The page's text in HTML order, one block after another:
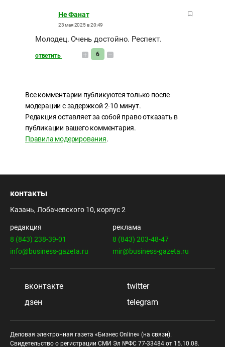
Не Фанат
23 мая 2025 в 20:49
Молодец. Очень достойно. Респект.
ответить 6
Все комментарии публикуются только после
модерации с задержкой 2-10 минут.
Редакция оставляет за собой право отказать в
публикации вашего комментария.
Правила модерирования.
контакты
Казань, Лобачевского 10, корпус 2
редакция
8 (843) 238-39-01
info@business-gazeta.ru
реклама
8 (843) 203-48-47
mir@business-gazeta.ru
вконтакте
twitter
дзен
telegram
Деловая электронная газета «Бизнес Online» (на связи).
Свидетельство о регистрации СМИ Эл №ФС 77-33484 от 15.10.08.